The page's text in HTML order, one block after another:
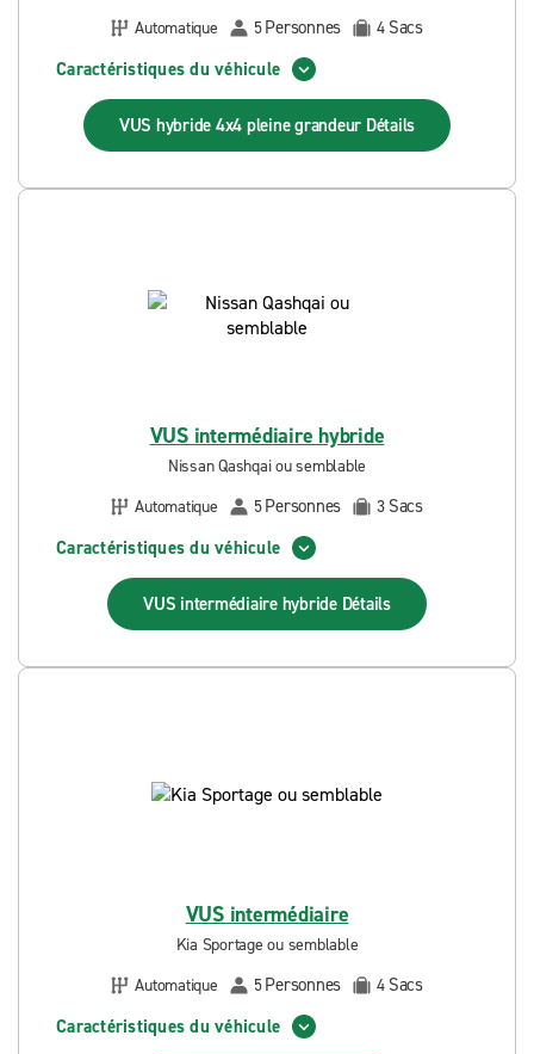
Automatique
5Personnes 4 Sacs
Caractéristiques du véhicule
VUS hybride 4x4 pleine grandeur Détails
VUS intermédiaire hybride
Nissan Qashqai ou semblable
Automatique
5Personnes 3 Sacs
Caractéristiques du véhicule
VUS intermédiaire hybride Détails
VUS intermédiaire
Kia Sportage ou semblable
Automatique
5Personnes 4 Sacs
Caractéristiques du véhicule